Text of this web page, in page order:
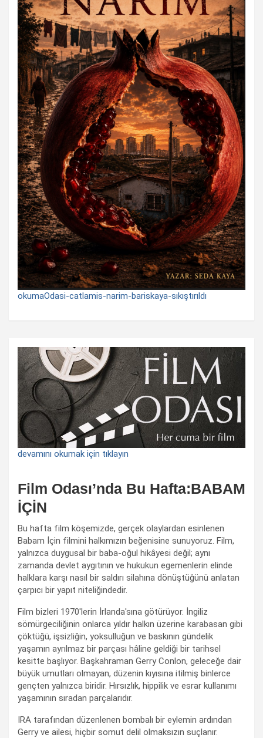
okumaOdasi-catlamis-narim-bariskaya-sıkıştırıldı
devamını okumak için tıklayın
Film Odası’nda Bu Hafta:BABAM
İÇİN
Bu hafta film köşemizde, gerçek olaylardan esinlenen
Babam İçin filmini halkımızın beğenisine sunuyoruz. Film,
yalnızca duygusal bir baba-oğul hikâyesi değil; aynı
zamanda devlet aygıtının ve hukukun egemenlerin elinde
halklara karşı nasıl bir saldırı silahına dönüştüğünü anlatan
çarpıcı bir yapıt niteliğindedir.
Film bizleri 1970'lerin İrlanda'sına götürüyor. İngiliz
sömürgeciliğinin onlarca yıldır halkın üzerine karabasan gibi
çöktüğü, işsizliğin, yoksulluğun ve baskının gündelik
yaşamın ayrılmaz bir parçası hâline geldiği bir tarihsel
kesitte başlıyor. Başkahraman Gerry Conlon, geleceğe dair
büyük umutları olmayan, düzenin kıyısına itilmiş binlerce
gençten yalnızca biridir. Hırsızlık, hippilik ve esrar kullanımı
yaşamının sıradan parçalarıdır.
IRA tarafından düzenlenen bombalı bir eylemin ardından
Gerry ve ailesi, hiçbir somut delil olmaksızın suçlanır.